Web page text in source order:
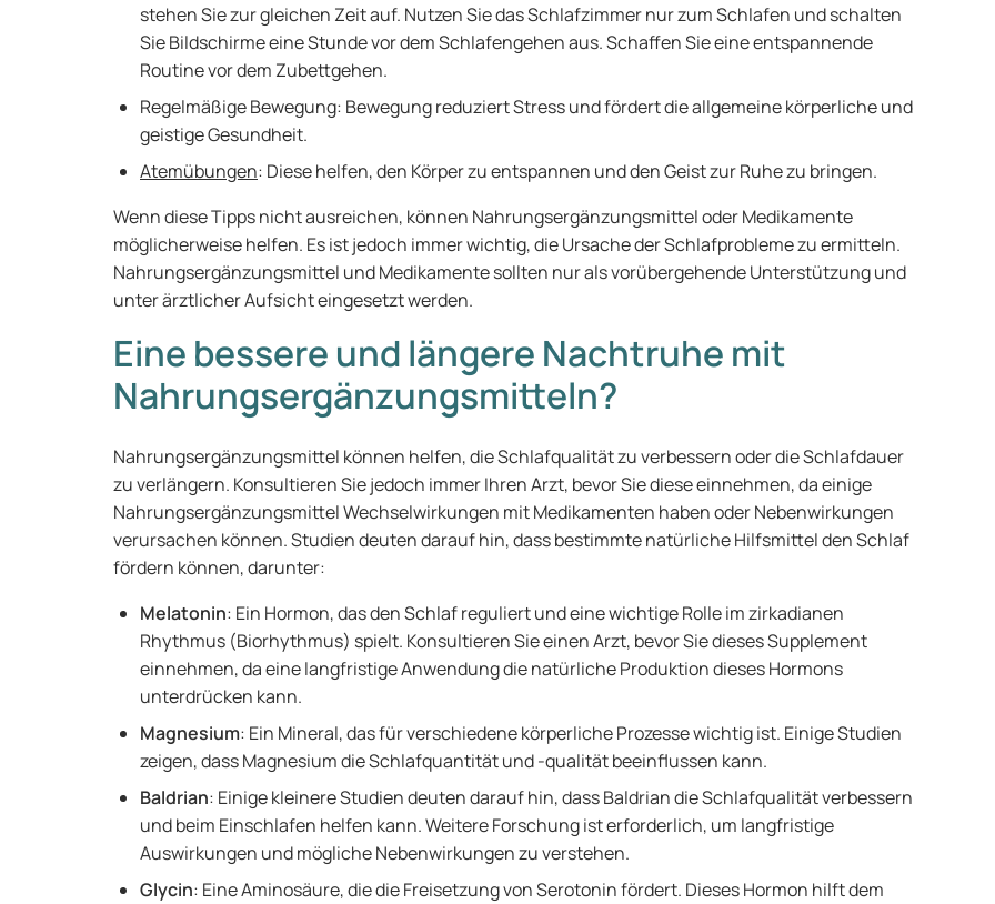
stehen Sie zur gleichen Zeit auf. Nutzen Sie das Schlafzimmer nur zum Schlafen und schalten
Sie Bildschirme eine Stunde vor dem Schlafengehen aus. Schaffen Sie eine entspannende
Routine vor dem Zubettgehen.
Regelmäßige Bewegung: Bewegung reduziert Stress und fördert die allgemeine körperliche und
geistige Gesundheit.
Atemübungen: Diese helfen, den Körper zu entspannen und den Geist zur Ruhe zu bringen.
Wenn diese Tipps nicht ausreichen, können Nahrungsergänzungsmittel oder Medikamente
möglicherweise helfen. Es ist jedoch immer wichtig, die Ursache der Schlafprobleme zu ermitteln.
Nahrungsergänzungsmittel und Medikamente sollten nur als vorübergehende Unterstützung und
unter ärztlicher Aufsicht eingesetzt werden.
Eine bessere und längere Nachtruhe mit
Nahrungsergänzungsmitteln?
Nahrungsergänzungsmittel können helfen, die Schlafqualität zu verbessern oder die Schlafdauer
zu verlängern. Konsultieren Sie jedoch immer Ihren Arzt, bevor Sie diese einnehmen, da einige
Nahrungsergänzungsmittel Wechselwirkungen mit Medikamenten haben oder Nebenwirkungen
verursachen können. Studien deuten darauf hin, dass bestimmte natürliche Hilfsmittel den Schlaf
fördern können, darunter:
Melatonin: Ein Hormon, das den Schlaf reguliert und eine wichtige Rolle im zirkadianen
Rhythmus (Biorhythmus) spielt. Konsultieren Sie einen Arzt, bevor Sie dieses Supplement
einnehmen, da eine langfristige Anwendung die natürliche Produktion dieses Hormons
unterdrücken kann.
Magnesium: Ein Mineral, das für verschiedene körperliche Prozesse wichtig ist. Einige Studien
zeigen, dass Magnesium die Schlafquantität und -qualität beeinflussen kann.
Baldrian: Einige kleinere Studien deuten darauf hin, dass Baldrian die Schlafqualität verbessern
und beim Einschlafen helfen kann. Weitere Forschung ist erforderlich, um langfristige
Auswirkungen und mögliche Nebenwirkungen zu verstehen.
Glycin: Eine Aminosäure, die die Freisetzung von Serotonin fördert. Dieses Hormon hilft dem